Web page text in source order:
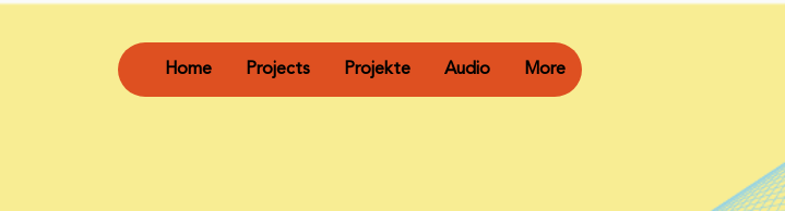
Home Projects Projekte Audio More